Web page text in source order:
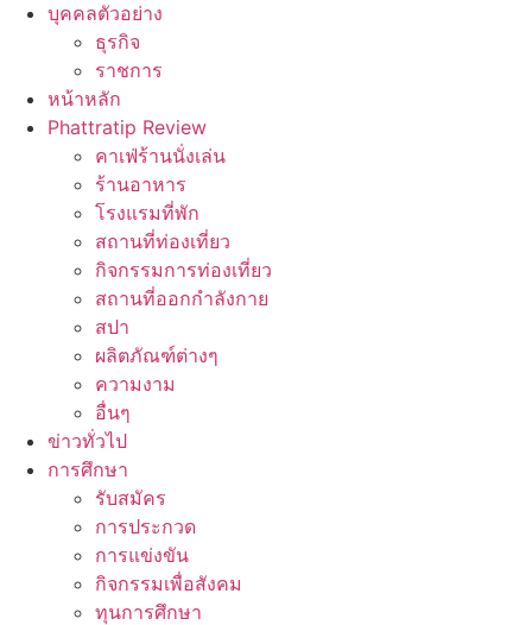
บุคคลตัวอย่าง
ธุรกิจ
ราชการ
หน้าหลัก
Phattratip Review
คาเฟ่ร้านนั่งเล่น
ร้านอาหาร
โรงแรมที่พัก
สถานที่ท่องเที่ยว
กิจกรรมการท่องเที่ยว
สถานที่ออกกำลังกาย
สปา
ผลิตภัณฑ์ต่างๆ
ความงาม
อื่นๆ
ข่าวทั่วไป
การศึกษา
รับสมัคร
การประกวด
การแข่งขัน
กิจกรรมเพื่อสังคม
ทุนการศึกษา